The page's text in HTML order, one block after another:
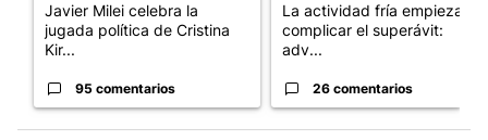
Javier Milei celebra la
jugada política de Cristina
Kir...
95 comentarios
La actividad fría empieza a
complicar el superávit:
adv...
26 comentarios